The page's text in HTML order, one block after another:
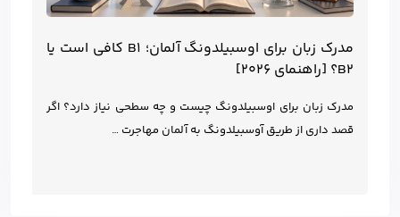
مدرک زبان برای اوسبیلدونگ آلمان؛ B1 کافی است یا
B2؟ [راهنمای ۲۰۲۶]
مدرک زبان برای اوسبیلدونگ چیست و چه سطحی نیاز دارد؟ اگر
قصد داری از طریق آوسبیلدونگ به آلمان مهاجرت …